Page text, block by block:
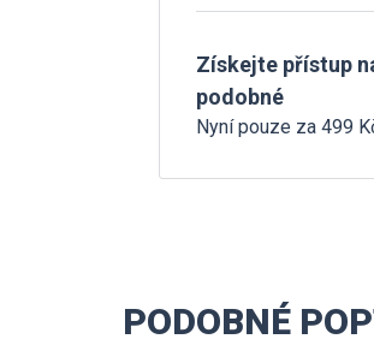
Získejte přístup
podobné
Nyní pouze za 499
PODOBNÉ